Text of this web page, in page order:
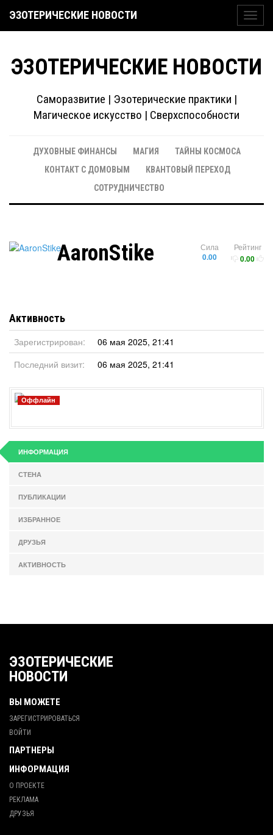
ЭЗОТЕРИЧЕСКИЕ НОВОСТИ
ЭЗОТЕРИЧЕСКИЕ НОВОСТИ
Саморазвитие | Эзотерические практики |
Магическое искусство | Сверхспособности
ДУХОВНЫЕ ФИНАНСЫ МАГИЯ
ТАЙНЫ КОСМОСА
КОНТАКТ С ДОМОВЫМ
КВАНТОВЫЙ ПЕРЕХОД
СОТРУДНИЧЕСТВО
Рейтинг
0.00
Сила
0.00
AaronStike
Активность
Зарегистрирован:
06 мая 2025, 21:41
Последний визит:
06 мая 2025, 21:41
Оффлайн
ИНФОРМАЦИЯ
СТЕНА
ПУБЛИКАЦИИ
ИЗБРАННОЕ
ДРУЗЬЯ
АКТИВНОСТЬ
ЭЗОТЕРИЧЕСКИЕ
НОВОСТИ
ВЫ МОЖЕТЕ
ЗАРЕГИСТРИРОВАТЬСЯ
ВОЙТИ
ПАРТНЕРЫ
ИНФОРМАЦИЯ
О ПРОЕКТЕ
РЕКЛАМА
ДРУЗЬЯ